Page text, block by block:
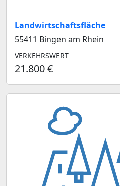
Landwirtschaftsfläche
55411 Bingen am Rhein
VERKEHRSWERT
21.800 €